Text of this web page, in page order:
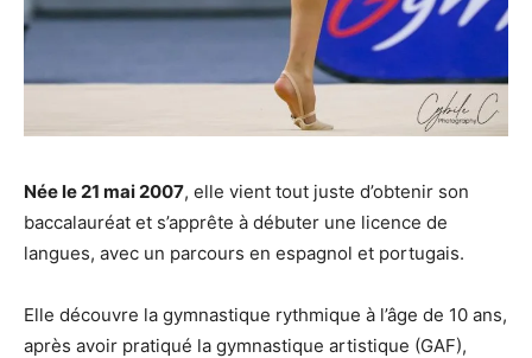
Née le 21 mai 2007, elle vient tout juste d’obtenir son
baccalauréat et s’apprête à débuter une licence de
langues, avec un parcours en espagnol et portugais.
Elle découvre la gymnastique rythmique à l’âge de 10 ans,
après avoir pratiqué la gymnastique artistique (GAF),